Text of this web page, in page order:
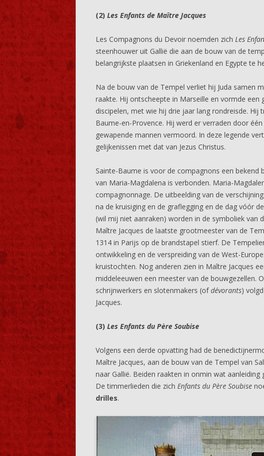
(2) Les Enfants de Maître Jacques
Les Compagnons du Devoir noemden zich Les
steenhouwer uit Gallië die aan de bouw van de
belangrijkste plaatsen in Griekenland en Egypte te
Na de bouw van de Tempel verliet hij Juda samen
raakte. Hij ontscheepte in Marseille en vormde
discipelen, met wie hij drie jaar lang rondreisde. Hij
Baume-en-Provence. Hij werd er verraden door
gewapende mannen vermoord. In deze legende
gelijkenissen met dat van Jezus Christus.
Sainte-Baume is voor de compagnons een
van Maria-Magdalena is verbonden. Maria-
compagnonnage. De uitbeelding van de
na de kruisiging en de graflegging en de dag vóór
(wil mij niet aanraken) worden in de symboliek van
Maître Jacques de laatste grootmeester van de
1314 in Parijs op de brandstapel stierf. De
ontwikkeling en de verspreiding van de West-
kruistochten. Nog anderen zien in Maître Jacques
middeleeuwen een meester van de bouwgezellen.
schrijnwerkers en slotenmakers (ofdévorants)
Jacques.
(3) Les Enfants du Père Soubise
Volgens een derde opvatting had de
Maître Jacques, aan de bouw van de Tempel van
naar Gallië. Beiden raakten in onmin wat
De timmerlieden die zich Enfants du Père Soubise
drilles.